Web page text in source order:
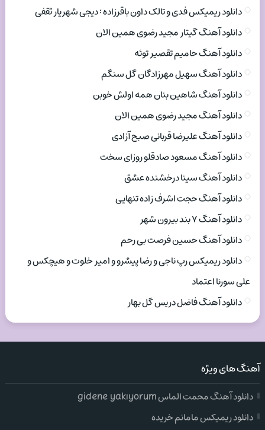
دانلود ریمیکس فدی و تالک داون باقرزاده : دیجی شهریار ثقفی
دانلود آهنگ گیتار مجید رضوی همین الان
دانلود آهنگ حامیم تقصیر توئه
دانلود آهنگ سهیل مهرزادگان گل سنگم
دانلود آهنگ شاهین بنان همه اولش خوبن
دانلود آهنگ مجید رضوی همین الان
دانلود آهنگ علیرضا قربانی صبح آزادی
دانلود آهنگ مسعود صادقلو روزای سخت
دانلود آهنگ سینا درخشنده عشق
دانلود آهنگ حجت اشرف زاده تنهایی
دانلود آهنگ ۷ بند بیرون شهر
دانلود آهنگ حسین فرصت بی رحم
دانلود ریمیکس رپ ناجی و رضا پیشرو و امیر خلوت و هیچکس و
علی سورنا اعتماد
دانلود آهنگ فاضل دریس گل بهار
آهنگ های ویژه
دانلود آهنگ محمت الماس gidene yakıyorum
دانلود ریمیکس مامانم خریده